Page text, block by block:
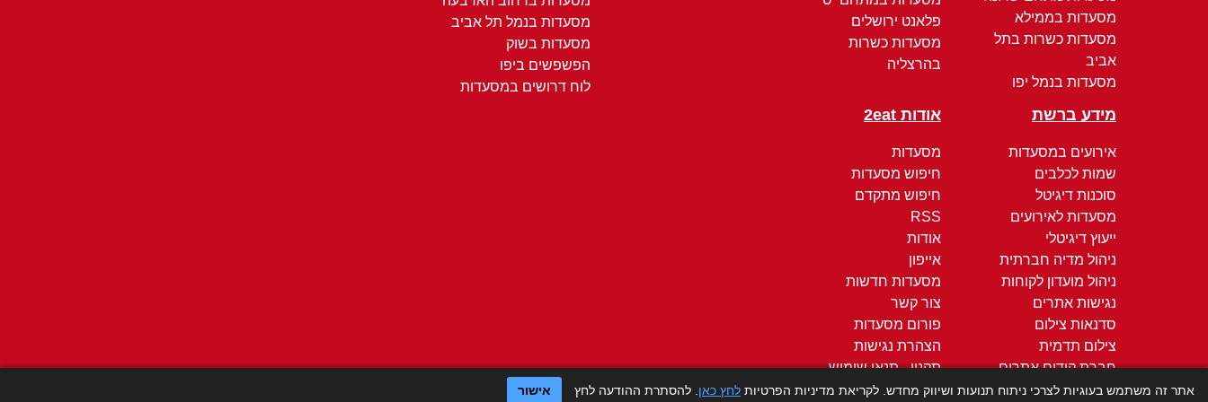
מסעדות בממילא
מסעדות כשרות בתל
אביב
מסעדות בנמל יפו
פלאנט ירושלים
מסעדות כשרות
בהרצליה
מסעדות בנמל תל אביב
מסעדות בשוק
הפשפשים ביפו
לוח דרושים במסעדות
מידע ברשת
אירועים במסעדות
שמות לכלבים
סוכנות דיגיטל
מסעדות לאירועים
ייעוץ דיגיטלי
ניהול מדיה חברתית
ניהול מועדון לקוחות
נגישות אתרים
סדנאות צילום
צילום תדמית
חברת קידום אתרים
קידום ממומן
אודות 2eat
מסעדות
חיפוש מסעדות
חיפוש מתקדם
RSS
אודות
אייפון
מסעדות חדשות
צור קשר
פורום מסעדות
הצהרת נגישות
תקנון - תנאי שימוש
מדיניות הפרטיות
אתר זה משתמש בעוגיות לצרכי ניתוח תנועות ושיווק מחדש. לקריאת מדיניות הפרטיות לחץ כאן . להסתרת ההודעה לחץ אישור